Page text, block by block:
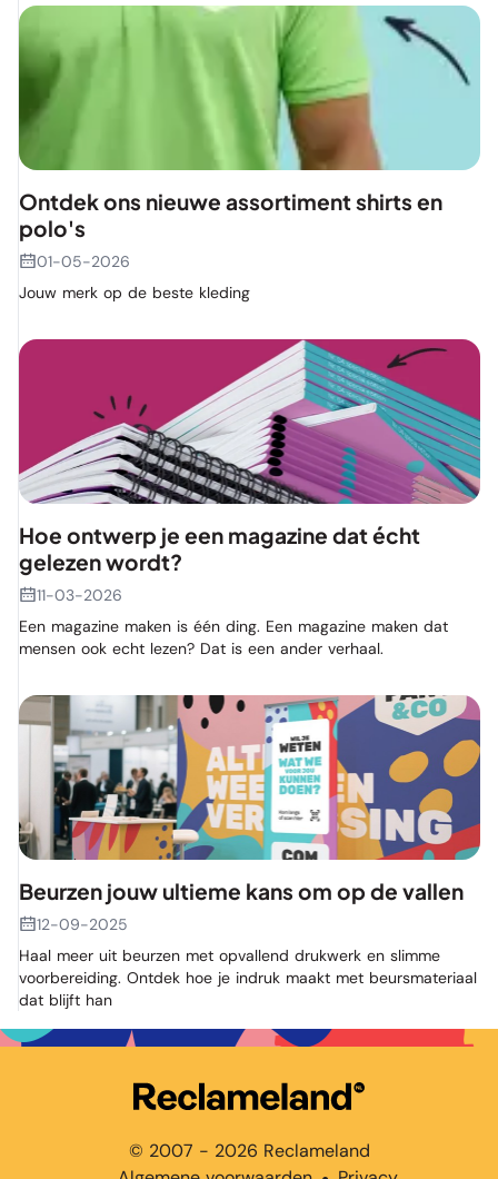
Ontdek ons nieuwe assortiment shirts en
polo's
01-05-2026
Jouw merk op de beste kleding
Hoe ontwerp je een magazine dat écht
gelezen wordt?
11-03-2026
Een magazine maken is één ding. Een magazine maken dat
mensen ook echt lezen? Dat is een ander verhaal.
Beurzen jouw ultieme kans om op de vallen
12-09-2025
Haal meer uit beurzen met opvallend drukwerk en slimme
voorbereiding. Ontdek hoe je indruk maakt met beursmateriaal
dat blijft han
© 2007 - 2026 Reclameland